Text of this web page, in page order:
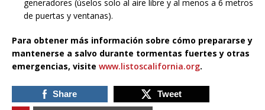
generadores (úselos solo al aire libre y al menos a 6 metros
de puertas y ventanas).
Para obtener más información sobre cómo prepararse y
mantenerse a salvo durante tormentas fuertes y otras
emergencias, visite www.listoscalifornia.org.
Share Tweet